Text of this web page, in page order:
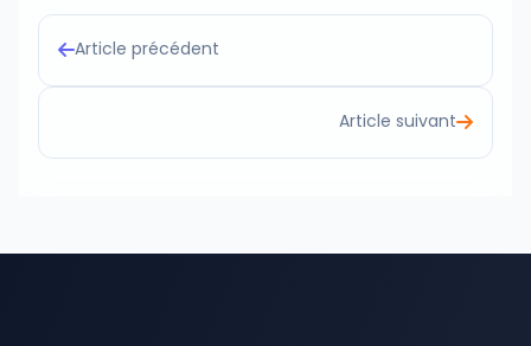
Article précédent
Article suivant